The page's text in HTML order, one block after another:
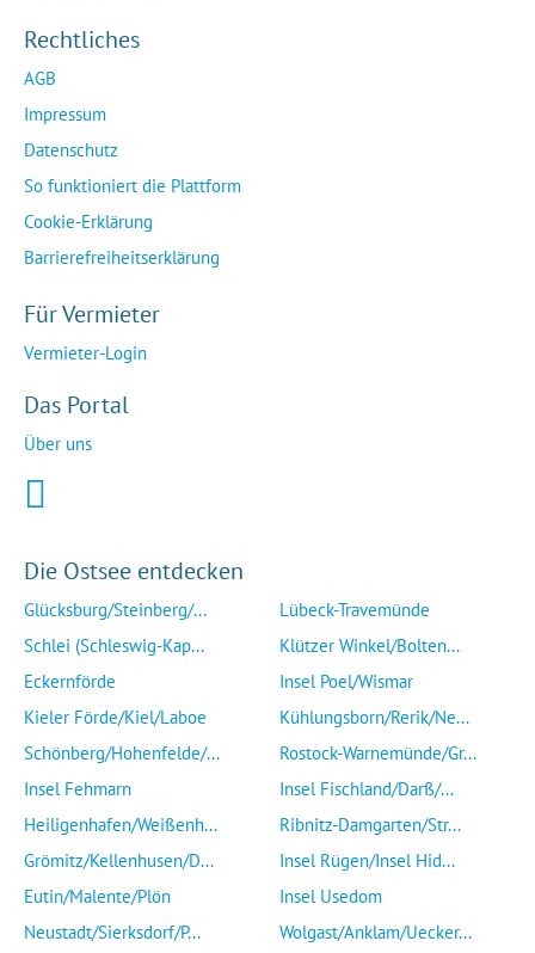
Rechtliches
AGB
Impressum
Datenschutz
So funktioniert die Plattform
Cookie-Erklärung
Barrierefreiheitserklärung
Für Vermieter
Vermieter-Login
Das Portal
Über uns
Die Ostsee entdecken
Glücksburg/Steinberg/...
Schlei (Schleswig-Kap...
Eckernförde
Kieler Förde/Kiel/Laboe
Schönberg/Hohenfelde/...
Insel Fehmarn
Heiligenhafen/Weißenh...
Grömitz/Kellenhusen/D...
Eutin/Malente/Plön
Neustadt/Sierksdorf/P...
Lübeck-Travemünde
Klützer Winkel/Bolten...
Insel Poel/Wismar
Kühlungsborn/Rerik/Ne...
Rostock-Warnemünde/Gr...
Insel Fischland/Darß/...
Ribnitz-Damgarten/Str...
Insel Rügen/Insel Hid...
Insel Usedom
Wolgast/Anklam/Uecker...